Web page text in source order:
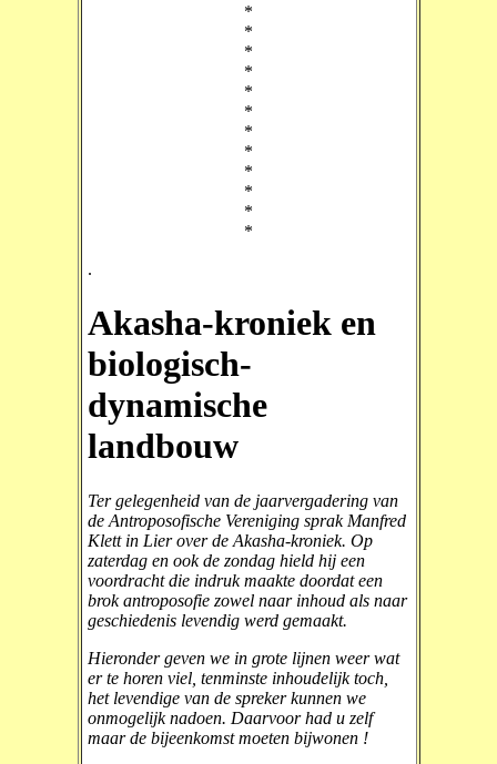
*
*
*
*
*
*
*
*
*
*
*
*
.
Akasha-kroniek en
biologisch-
dynamische
landbouw
Ter gelegenheid van de jaarvergadering van
de Antroposofische Vereniging sprak Manfred
Klett in Lier over de Akasha-kroniek. Op
zaterdag en ook de zondag hield hij een
voordracht die indruk maakte doordat een
brok antroposofie zowel naar inhoud als naar
geschiedenis levendig werd gemaakt.
Hieronder geven we in grote lijnen weer wat
er te horen viel, tenminste inhoudelijk toch,
het levendige van de spreker kunnen we
onmogelijk nadoen. Daarvoor had u zelf
maar de bijeenkomst moeten bijwonen !